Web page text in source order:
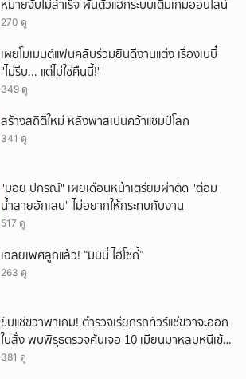
หมายจับไม่สำเร็จ ผันตัวแฮกระบบเติมเกมออนไลน์
270 ดู
เผยโมเมนต์แฟนคลับร่วมยินดีงานแต่ง เรื่องเบบี๋
"ไม่รีบ... แต่ไม่ใช่คืนนี้!"
349 ดู
สร้างสถิติใหม่ หลังพาสเปนคว้าแชมป์โลก
341 ดู
"บอย ปกรณ์" เผยเดือนหน้าเตรียมผ่าตัด "ต่อม
น้ำลายอักเสบ" ไม่อยากให้กระทบกับงาน
517 ดู
เฉลยเพศลูกแล้ว! “มินนี่ ไฮโซกี้”
263 ดู
ขับแช่ขวาพาเกม! ตำรวจเรียกรถทัวร์แช่ขวาจะออก
ใบสั่ง พบพิรุธตรวจค้นเจอ 10 เมียนมาหลบหนีเข้า
เมือง
381 ดู